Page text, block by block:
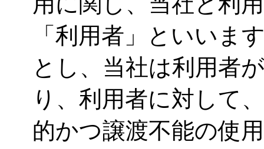
「利用者」といいま
とし、当社は利用者
り、利用者に対して
的かつ譲渡不能の使